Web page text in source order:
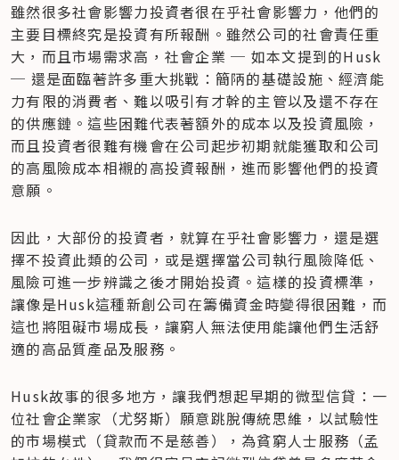
雖然很多社會影響力投資者很在乎社會影響力，他們的
主要目標終究是投資有所報酬。雖然公司的社會責任重
大，而且市場需求高，社會企業 ─ 如本文提到的Husk
─ 還是面臨著許多重大挑戰：簡陃的基礎設施、經濟能
力有限的消費者、難以吸引有才幹的主管以及還不存在
的供應鏈。這些困難代表著額外的成本以及投資風險，
而且投資者很難有機會在公司起步初期就能獲取和公司
的高風險成本相襯的高投資報酬，進而影響他們的投資
意願。
因此，大部份的投資者，就算在乎社會影響力，還是選
擇不投資此類的公司，或是選擇當公司執行風險降低、
風險可進一步辨識之後才開始投資。這樣的投資標準，
讓像是Husk這種新創公司在籌備資金時變得很困難，而
這也將阻礙市場成長，讓窮人無法使用能讓他們生活舒
適的高品質產品及服務。
Husk故事的很多地方，讓我們想起早期的微型信貸：一
位社會企業家（尤努斯）願意跳脫傳統思維，以試驗性
的市場模式（貸款而不是慈善），為貧窮人士服務（孟